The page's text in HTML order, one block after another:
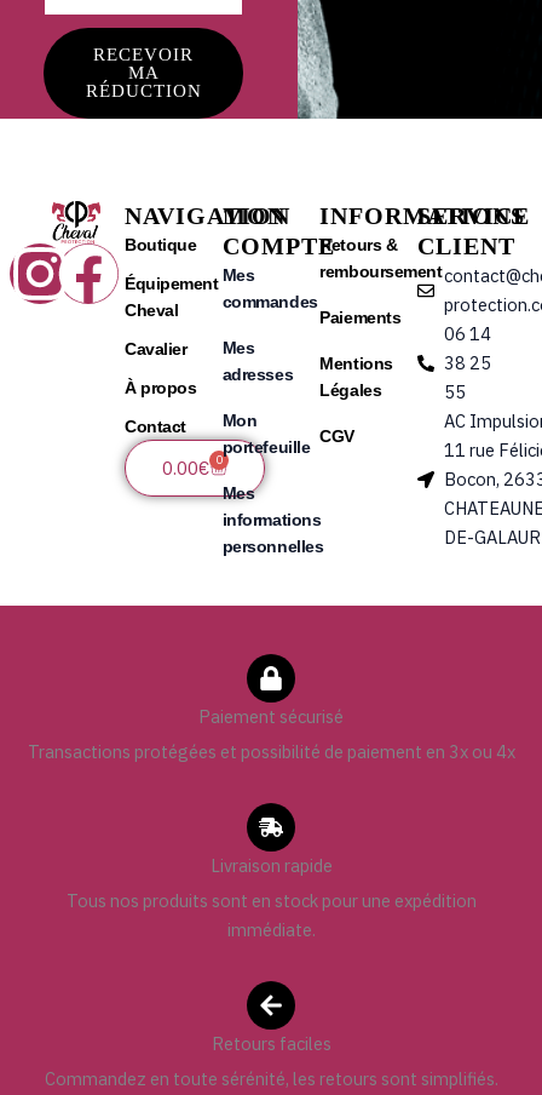
RECEVOIR
MA
RÉDUCTION
Instagram
Facebook
NAVIGATION
Boutique
Équipement
Cheval
Cavalier
À propos
Contact
0.00€ 0
Panier
MON
COMPTE
Mes
commandes
Mes
adresses
Mon
portefeuille
Mes
informations
personnelles
INFORMATIONS
Retours &
remboursement
Paiements
Mentions
Légales
CGV
SERVICE
CLIENT
06 14
38 25
55
AC
11 rue
Bocon,
DE-
Paiement sécurisé
Transactions protégées et possibilité de paiement en 3x ou 4x
Livraison rapide
Tous nos produits sont en stock pour une expédition
immédiate.
Retours faciles
Commandez en toute sérénité, les retours sont simplifiés.